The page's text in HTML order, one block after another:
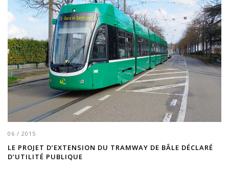
06 / 2015
LE PROJET D’EXTENSION DU TRAMWAY DE BÂLE DÉCLARÉ
D’UTILITÉ PUBLIQUE